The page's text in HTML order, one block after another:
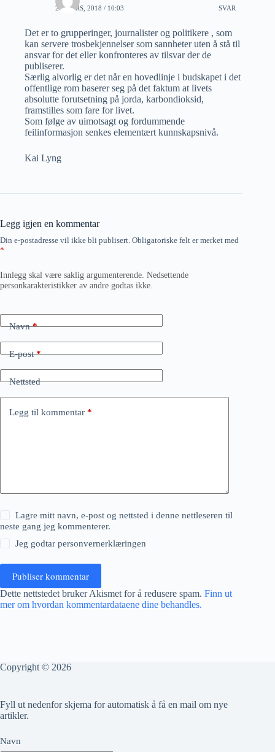
20 MARS, 2018 / 10:03 SVAR
Det er to grupperinger, journalister og politikere , som
kan servere trosbekjennelser som sannheter uten å stå til
ansvar for det eller konfronteres av tilsvar der de
publiserer.
Særlig alvorlig er det når en hovedlinje i budskapet i det
offentlige rom baserer seg på det faktum at livets
absolutte forutsetning på jorda, karbondioksid,
framstilles som fare for livet.
Som følge av uimotsagt og fordummende
feilinformasjon senkes elementært kunnskapsnivå.
Kai Lyng
Legg igjen en kommentar
Din e-postadresse vil ikke bli publisert. Obligatoriske felt er merket med
*
Innlegg skal være saklig argumenterende. Nedsettende
personkarakteristikker av andre godtas ikke.
Navn*
E-post*
Nettsted
Legg til kommentar *
Lagre mitt navn, e-post og nettsted i denne nettleseren til
neste gang jeg kommenterer.
Jeg godtarpersonvernerklæringen
Publiser kommentar
Dette nettstedet bruker Akismet for å redusere spam. Finn ut
mer om hvordan kommentardataene dine behandles.
Copyright © 2026
Fyll ut nedenfor skjema for automatisk å få en mail om nye
artikler.
Navn